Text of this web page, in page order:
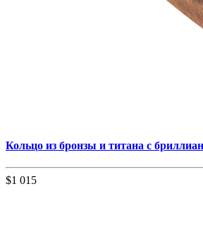
Кольцо из бронзы и титана с
$1 015